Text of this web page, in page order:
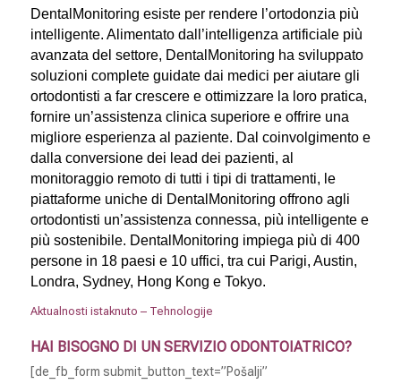
DentalMonitoring esiste per rendere l’ortodonzia più
intelligente. Alimentato dall’intelligenza artificiale più
avanzata del settore, DentalMonitoring ha sviluppato
soluzioni complete guidate dai medici per aiutare gli
ortodontisti a far crescere e ottimizzare la loro pratica,
fornire un’assistenza clinica superiore e offrire una
migliore esperienza al paziente. Dal coinvolgimento e
dalla conversione dei lead dei pazienti, al
monitoraggio remoto di tutti i tipi di trattamenti, le
piattaforme uniche di DentalMonitoring offrono agli
ortodontisti un’assistenza connessa, più intelligente e
più sostenibile. DentalMonitoring impiega più di 400
persone in 18 paesi e 10 uffici, tra cui Parigi, Austin,
Londra, Sydney, Hong Kong e Tokyo.
Aktualnosti istaknuto – Tehnologije
HAI BISOGNO DI UN SERVIZIO ODONTOIATRICO?
[de_fb_form submit_button_text=”Pošalji”